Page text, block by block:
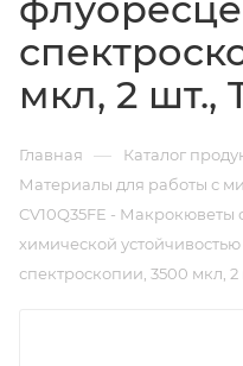
мкл, 2 шт.,
Главная — Каталог
Материалы для работы с
CV10Q35FE -
химической
спектроскопии, 3500 мкл, 2